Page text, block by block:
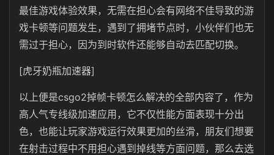
最佳游戏体验效果，无需在担心会有网络不佳导致的游
戏卡顿等问题发生，遇到了拥堵节点时，小伙伴们也无
需过于担心，因为到时软件还能够自动去匹配切换。
[虎牙奶瓶加速器]
以上便是csgo2掉帧卡顿怎么解决的全部内容了，作为
高人气专线级加速应用，它不仅性能方面表现十分出
色，也能让玩家游戏运行效果更加的丝滑，朋友们想要
在射击过程中不用担心遇到掉线等方面问题，那么去选